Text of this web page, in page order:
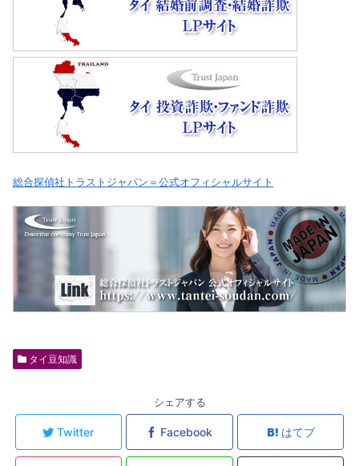
総合探偵社トラストジャパン＝公式オフィシャルサイト
タイ豆知識
シェアする
Twitter Facebook はてブ